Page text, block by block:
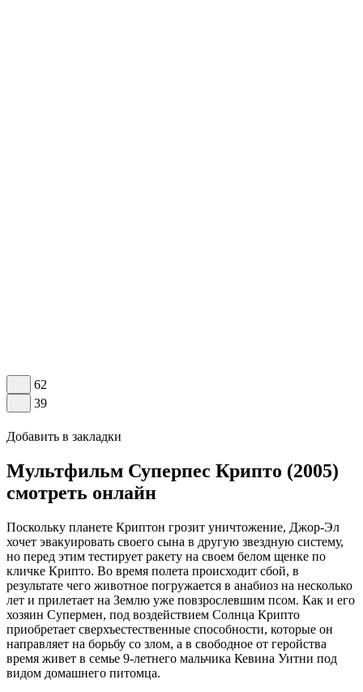
62
39
Добавить в закладки
Мультфильм Суперпес Крипто (2005)
смотреть онлайн
Поскольку планете Криптон грозит уничтожение, Джор-Эл
хочет эвакуировать своего сына в другую звездную систему,
но перед этим тестирует ракету на своем белом щенке по
кличке Крипто. Во время полета происходит сбой, в
результате чего животное погружается в анабиоз на несколько
лет и прилетает на Землю уже повзрослевшим псом. Как и его
хозяин Супермен, под воздействием Солнца Крипто
приобретает сверхъестественные способности, которые он
направляет на борьбу со злом, а в свободное от геройства
время живет в семье 9-летнего мальчика Кевина Уитни под
видом домашнего питомца.